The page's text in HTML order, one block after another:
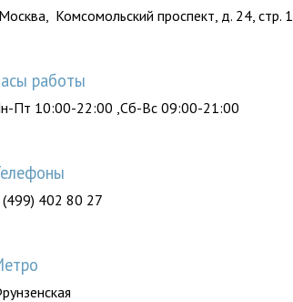
Комсомольский проспект, д. 24, стр. 1
Часы работы
Пт 10:00-22:00 ,Сб-Вс 09:00-21:00
Телефоны
402 80 27
Метро